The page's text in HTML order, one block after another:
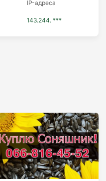
IP-адресa
143.244. ***